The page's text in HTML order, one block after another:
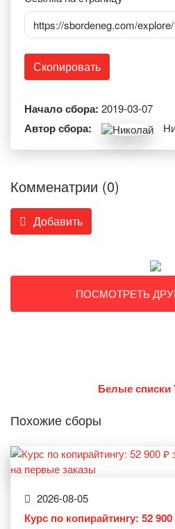
https://sbordeneg.com/
Скопировать
Начало сбора: 2019-03-07
Автор сбора:
Комменатрии (0)
Добавить
ПОСМОТРЕТЬ
Белые списки
Похожие сборы
2026-08-05
Курс по копирайтингу: 52